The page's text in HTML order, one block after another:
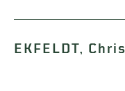
EKFELDT,